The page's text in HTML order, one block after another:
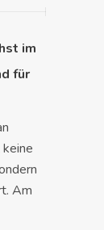
im
für
Am